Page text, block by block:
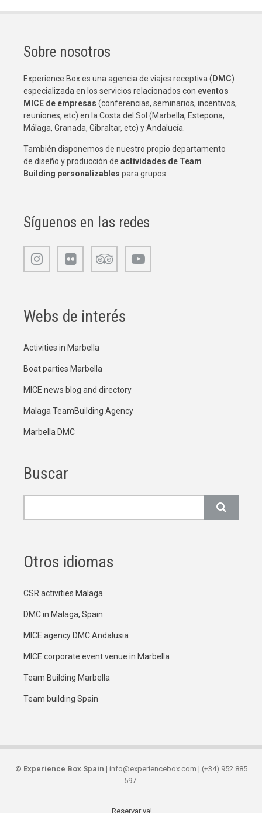
Sobre nosotros
Experience Box es una agencia de viajes receptiva ( DMC)
especializada en los servicios relacionados con eventos
MICE de empresas (conferencias, seminarios, incentivos,
reuniones, etc) en la Costa del Sol (Marbella, Estepona,
Málaga, Granada, Gibraltar, etc) y Andalucía.
También disponemos de nuestro propio departamento
de diseño y producción de actividades de Team
Building personalizables para grupos.
Síguenos en las redes
Webs de interés
Activities in Marbella
Boat parties Marbella
MICE news blog and directory
Malaga TeamBuilding Agency
Marbella DMC
Buscar
Otros idiomas
CSR activities Malaga
DMC in Malaga, Spain
MICE agency DMC Andalusia
MICE corporate event venue in Marbella
Team Building Marbella
Team building Spain
© Experience Box Spain | info@experiencebox.com | (+34) 952 885
597
Reservar ya!